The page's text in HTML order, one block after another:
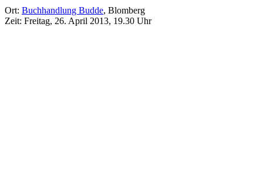
Ort: Buchhandlung Budde, Blomberg
Zeit: Freitag, 26. April 2013, 19.30 Uhr